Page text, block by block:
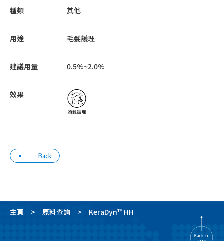
種類 其他
用途 毛髮護理
建議用量 0.5%~2.0%
效果
Back
主頁 原料查詢 KeraDyn™ HH